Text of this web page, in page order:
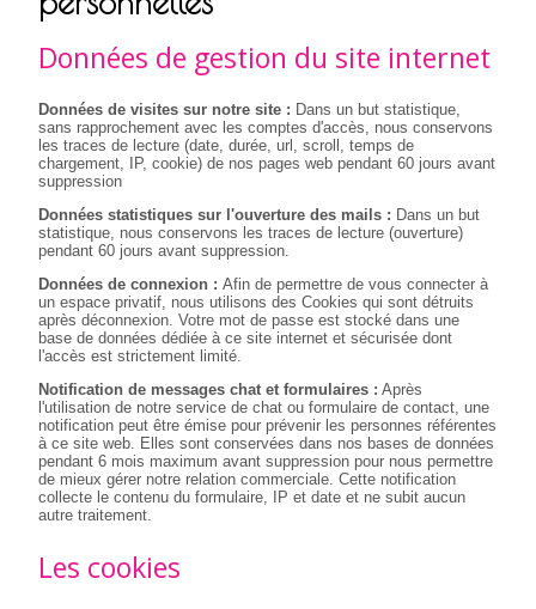
Données de gestion du site internet
Données de visites sur notre site : Dans un but statistique,
sans rapprochement avec les comptes d'accès, nous conservons
les traces de lecture (date, durée, url, scroll, temps de
chargement, IP, cookie) de nos pages web pendant 60 jours avant
suppression
Données statistiques sur l'ouverture des mails : Dans un but
statistique, nous conservons les traces de lecture (ouverture)
pendant 60 jours avant suppression.
Données de connexion :Afin de permettre de vous connecter à
un espace privatif, nous utilisons des Cookies qui sont détruits
après déconnexion. Votre mot de passe est stocké dans une
base de données dédiée à ce site internet et sécurisée dont
l'accès est strictement limité.
Notification de messages chat et formulaires : Après
l'utilisation de notre service de chat ou formulaire de contact, une
notification peut être émise pour prévenir les personnes référentes
à ce site web. Elles sont conservées dans nos bases de données
pendant 6 mois maximum avant suppression pour nous permettre
de mieux gérer notre relation commerciale. Cette notification
collecte le contenu du formulaire, IP et date et ne subit aucun
autre traitement.
Les cookies